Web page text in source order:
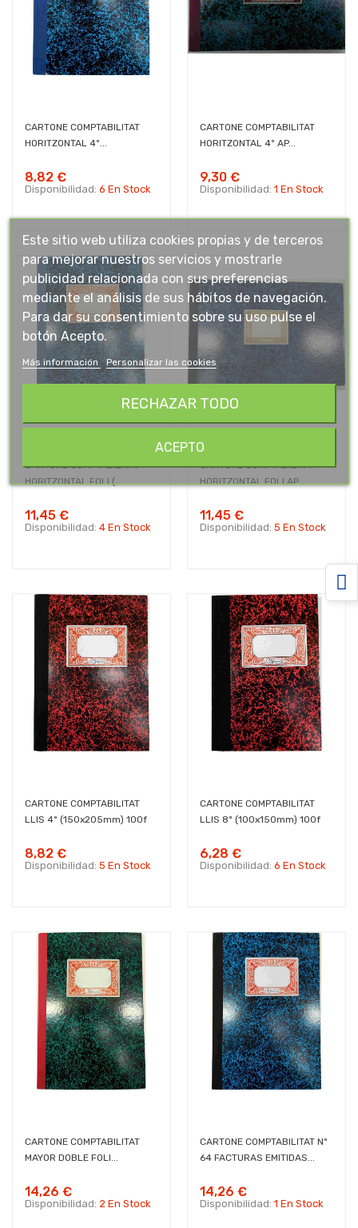
CARTONE COMPTABILITAT
HORITZONTAL 4º...
8,82 €
Disponibilidad: 6 En Stock
CARTONE COMPTABILITAT
HORITZONTAL 4º AP...
9,30 €
Disponibilidad: 1 En Stock
CARTONE COMPTABILITAT
HORITZONTAL FOLI (...
11,45 €
Disponibilidad: 4 En Stock
CARTONE COMPTABILITAT
HORITZONTAL FOLI AP...
11,45 €
Disponibilidad: 5 En Stock
CARTONE COMPTABILITAT
LLIS 4º (150x205mm) 100f
8,82 €
Disponibilidad: 5 En Stock
CARTONE COMPTABILITAT
LLIS 8º (100x150mm) 100f
6,28 €
Disponibilidad: 6 En Stock
CARTONE COMPTABILITAT
MAYOR DOBLE FOLI...
14,26 €
Disponibilidad: 2 En Stock
CARTONE COMPTABILITAT Nº
64 FACTURAS EMITIDAS...
14,26 €
Disponibilidad: 1 En Stock
Este sitio web utiliza cookies propias y de terceros
para mejorar nuestros servicios y mostrarle
publicidad relacionada con sus preferencias
mediante el análisis de sus hábitos de navegación.
Para dar su consentimiento sobre su uso pulse el
botón Acepto.
Más información Personalizar las cookies
RECHAZAR TODO
ACEPTO